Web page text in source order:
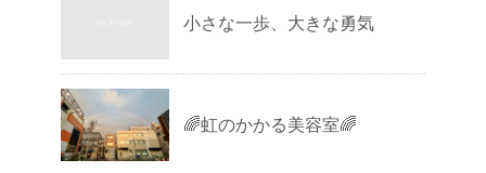
小さな一歩、大きな勇気
🌈虹のかかる美容室🌈